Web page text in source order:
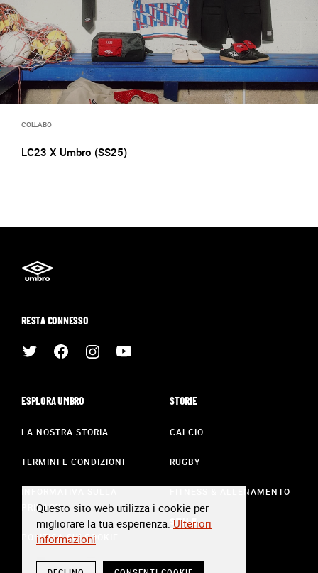
COLLABO
LC23 X Umbro (SS25)
RESTA CONNESSO
ESPLORA UMBRO
LA NOSTRA STORIA
TERMINI E CONDIZIONI
PRIVACY
POLITICA SUI COOKIE
STORIE
CALCIO
RUGBY
FITNESS & ALLENAMENTO
STILE
Questo sito web utilizza i cookie per
migliorare la tua esperienza. Ulteriori
informazioni